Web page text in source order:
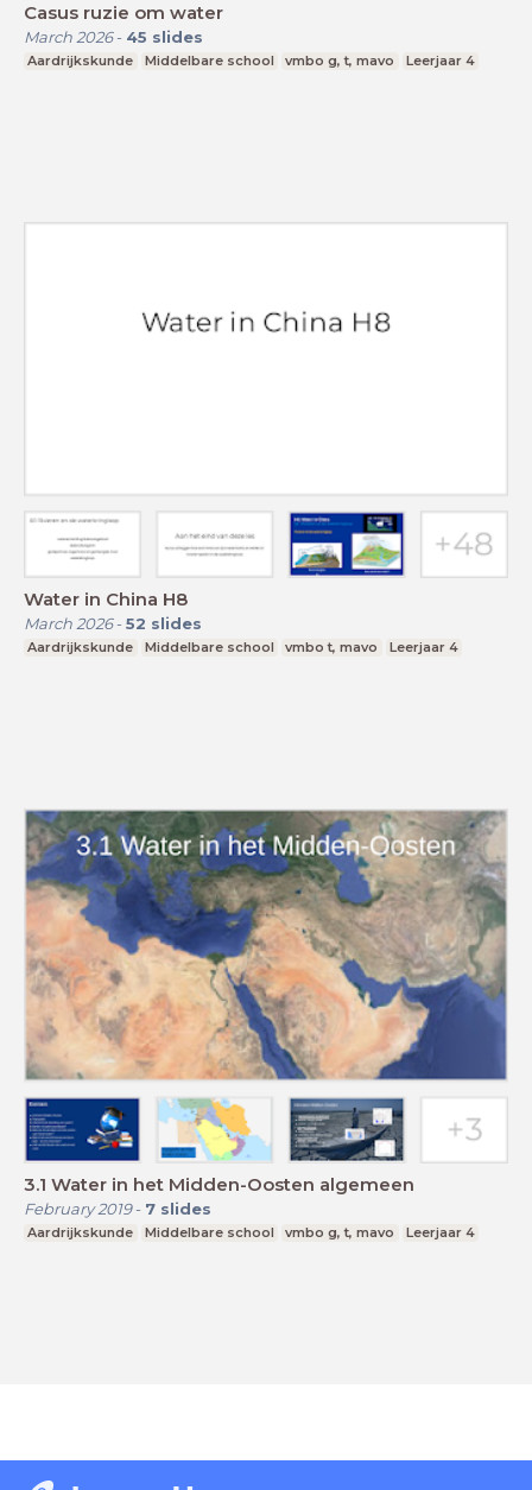
Casus ruzie om water
March 2026- 45 slides
Aardrijkskunde Middelbare school vmbo g, t, mavo Leerjaar 4
Water in China H8
March 2026- 52 slides
Aardrijkskunde Middelbare school vmbo t, mavo Leerjaar 4
3.1 Water in het Midden-Oosten algemeen
February 2019- 7 slides
Aardrijkskunde Middelbare school vmbo g, t, mavo Leerjaar 4